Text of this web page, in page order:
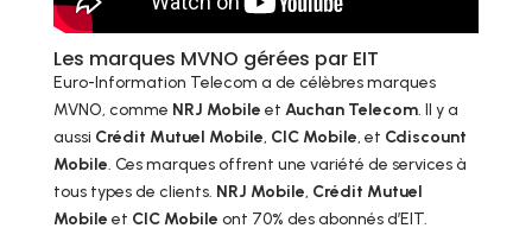
Les marques MVNO gérées par EIT
Euro-Information Telecom a de célèbres marques
MVNO, comme NRJ Mobile et Auchan Telecom. Il y a
aussi Crédit Mutuel Mobile, CIC Mobile, et Cdiscount
Mobile. Ces marques offrent une variété de services à
tous types de clients. NRJ Mobile, Crédit Mutuel
Mobile et CIC Mobile ont 70% des abonnés d’EIT.